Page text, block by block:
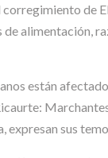
de
alimentación,
están
expresan sus